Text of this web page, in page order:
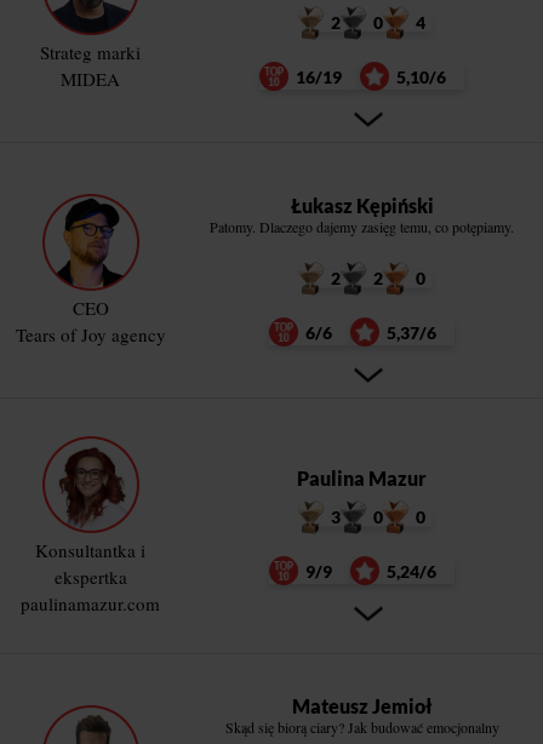
Strateg marki
MIDEA
2 0 4
16/19 5,10/6
CEO
Tears of Joy agency
Łukasz Kępiński
Patomy. Dlaczego dajemy zasięg temu, co potępiamy.
2 2 0
6/6 5,37/6
Konsultantka i
ekspertka
paulinamazur.com
Paulina Mazur
3 0 0
9/9 5,24/6
Mateusz Jemioł
Skąd się biorą ciary? Jak budować emocjonalny